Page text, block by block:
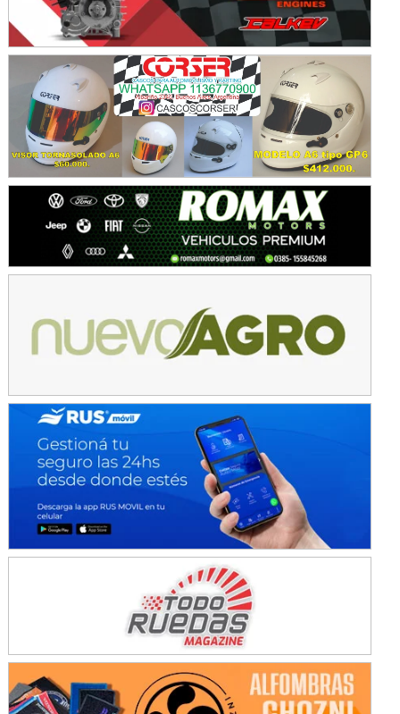
KDO - F6
Ciudad de Trenque Lauquen (Asfalto)
Trenque Lauquen (Buenos Aires)
ENTRERRIANO - F6 (POSTERGADA)
Parque de la Velocidad (Asfalto)
Villaguay (Entre Ríos)
VICTORIENSE - F7
El Cerro (Tierra)
Victoria (Entre Ríos)
PATAGONICO - F6
Moto Club Reginense (Tierra)
Gral. E. Godoy (Río Negro)
Juventud Unida (Tierra)
Humboldt (Santa Fe)
Avellaneda (Santa Fe)
SUR SANTAFESINO - F4
José Samuel Sánchez (Tierra)
Rufino (Santa Fe)
TUCUMANO - F5
Juan Navarro (Asfalto)